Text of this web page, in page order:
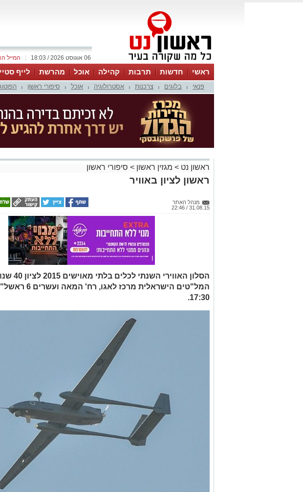
המייל 06 אוגוסט 2026 / 18:03
ראשי חדשות תרבות קהילה אוכל מהרשת לייף
פנאי בלוגים צרכנות אסטרולוגיה אוכל סיפורי ראשון
ראשון נט > מגזין ראשון > סיפורי ראשון
ראשון לציון באוויר
מנהל האתר
31.08.15 / 22:46
הסלון האווירי
17:30.